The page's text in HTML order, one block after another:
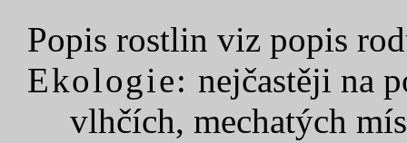
Popis rostlin viz popis
Ekologie: nejčastěji na
vlhčích, mechatých